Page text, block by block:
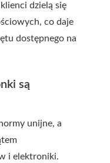
dzielą się
co daje
dostępnego na
są
unijne, a
i elektroniki.